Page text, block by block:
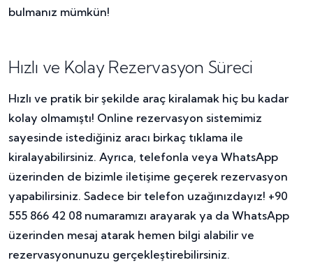
bulmanız mümkün!
Hızlı ve Kolay Rezervasyon Süreci
Hızlı ve pratik bir şekilde araç kiralamak hiç bu kadar
kolay olmamıştı! Online rezervasyon sistemimiz
sayesinde istediğiniz aracı birkaç tıklama ile
kiralayabilirsiniz. Ayrıca, telefonla veya WhatsApp
üzerinden de bizimle iletişime geçerek rezervasyon
yapabilirsiniz. Sadece bir telefon uzağınızdayız! +90
555 866 42 08 numaramızı arayarak ya da WhatsApp
üzerinden mesaj atarak hemen bilgi alabilir ve
rezervasyonunuzu gerçekleştirebilirsiniz.